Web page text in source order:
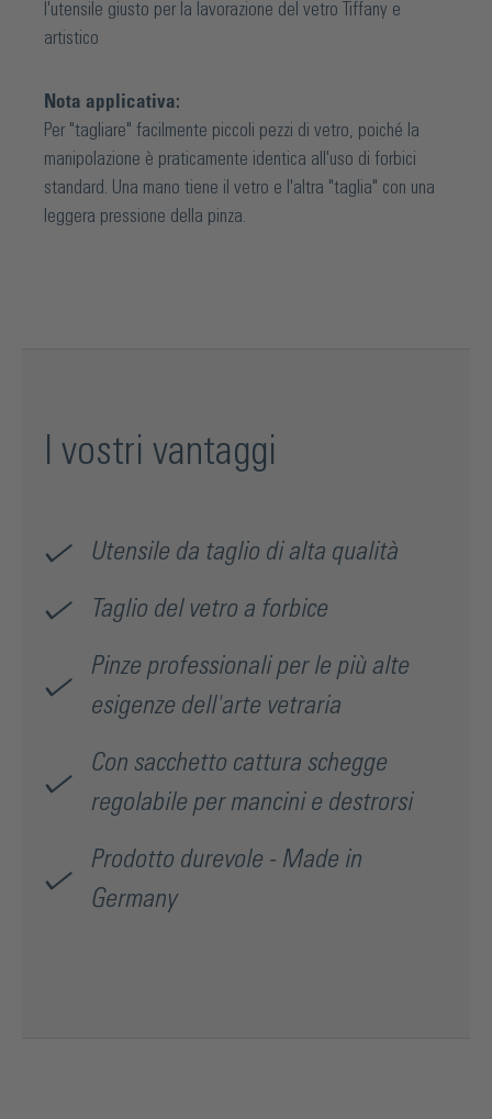
l'utensile giusto per la lavorazione del vetro Tiffany e
artistico
Nota applicativa:
Per "tagliare" facilmente piccoli pezzi di vetro, poiché la
manipolazione è praticamente identica all'uso di forbici
standard. Una mano tiene il vetro e l'altra "taglia" con una
leggera pressione della pinza.
I vostri vantaggi
Utensile da taglio di alta qualità
Taglio del vetro a forbice
Pinze professionali per le più alte
esigenze dell'arte vetraria
Con sacchetto cattura schegge
regolabile per mancini e destrorsi
Prodotto durevole - Made in
Germany